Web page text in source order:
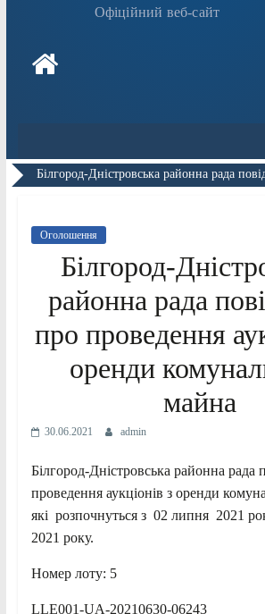
Офіційний веб-сайт
Білгород-Дністровська районна рада
Оголошення
Білгород-
районна рада
про проведення
оренди
майна
30.06.2021 admin
Білгород-Дністровська районна рада
проведення аукціонів з оренди
які розпочнуться з 02 липня 2021
2021 року.
Номер лоту: 5
LLE001-UA-20210630-06243